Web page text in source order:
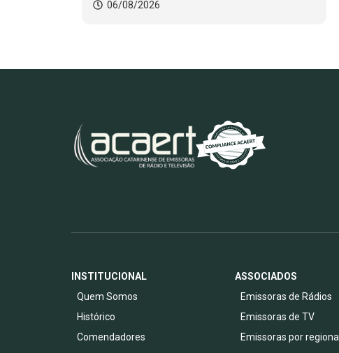
06/08/2026
INSTITUCIONAL
Quem Somos
Histórico
Comendadores
ASSOCIADOS
Emissoras de Rádios
Emissoras de TV
Emissoras por regional